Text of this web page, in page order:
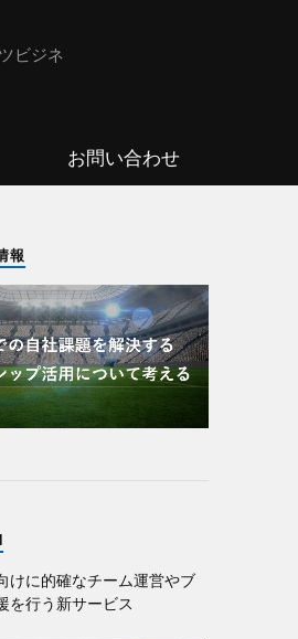
ビジネ
お問い合わせ
報
けに的確なチーム運営やブ
を⾏う新サービス